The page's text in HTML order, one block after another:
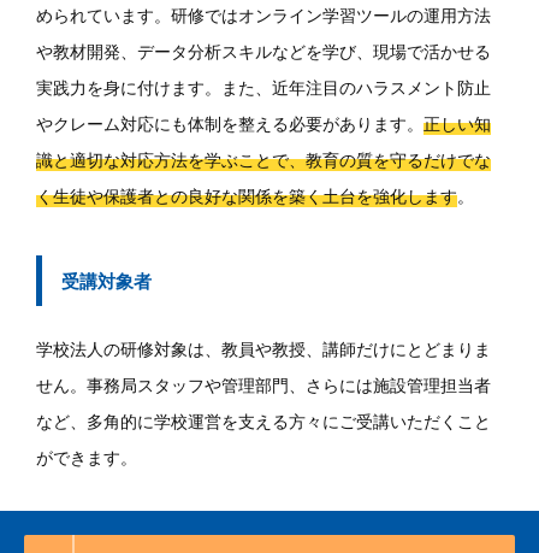
められています。研修ではオンライン学習ツールの運用方法
や教材開発、データ分析スキルなどを学び、現場で活かせる
実践力を身に付けます。また、近年注目のハラスメント防止
やクレーム対応にも体制を整える必要があります。 正しい知
識と適切な対応方法を学ぶことで、教育の質を守るだけでな
く生徒や保護者との良好な関係を築く土台を強化します。
受講対象者
学校法人の研修対象は、教員や教授、講師だけにとどまりま
せん。事務局スタッフや管理部門、さらには施設管理担当者
など、多角的に学校運営を支える方々にご受講いただくこと
ができます。